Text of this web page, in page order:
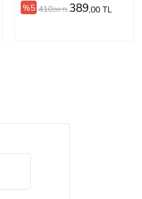
%5 410,00 TL 389,00 TL